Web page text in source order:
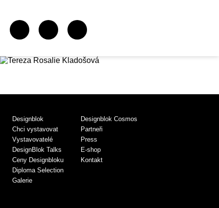
Designblok
Chci vystavovat
Vystavovatelé
DesignBlok Talks
Ceny Designbloku
Diploma Selection
Galerie
Designblok Cosmos
Partneři
Press
E-shop
Kontakt